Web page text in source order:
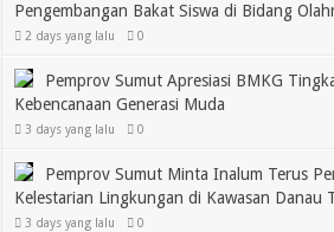
Pengembangan Bakat Siswa di Bidang
2 days yang lalu 0
Pemprov Sumut Apresiasi BMKG
Kebencanaan Generasi Muda
3 days yang lalu 0
Pemprov Sumut Minta Inalum Terus
Kelestarian Lingkungan di Kawasan Danau
3 days yang lalu 0